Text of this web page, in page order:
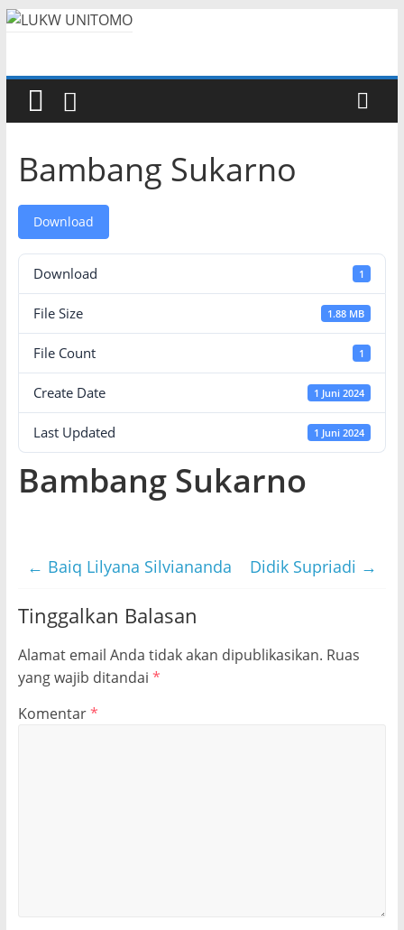
Bambang Sukarno
Download
Download 1
File Size 1.88 MB
File Count 1
Create Date 1 Juni 2024
Last Updated 1 Juni 2024
Bambang Sukarno
← Baiq Lilyana Silviananda Didik Supriadi →
Tinggalkan Balasan
Alamat email Anda tidak akan dipublikasikan. Ruas
yang wajib ditandai *
Komentar*